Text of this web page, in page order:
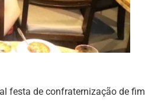
festa de confraternização de fim